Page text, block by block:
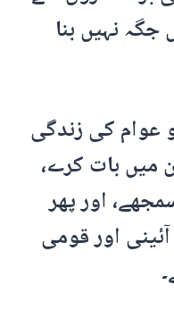
نہیں بنا
کی زندگی
میں بات کرے،
اور پھر
اور قومی